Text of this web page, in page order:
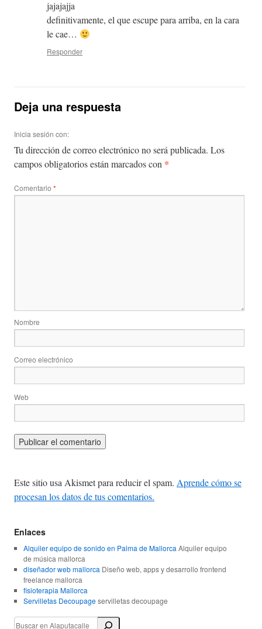
jajajajja
definitivamente, el que escupe para arriba, en la cara
le cae…
Responder
Deja una respuesta
Inicia sesión con:
Tu dirección de correo electrónico no será publicada. Los
campos obligatorios están marcados con *
Comentario *
Nombre
Correo electrónico
Web
Este sitio usa Akismet para reducir el spam. Aprende cómo se
procesan los datos de tus comentarios.
Enlaces
Alquiler equipo de sonido en Palma de Mallorca Alquiler equipo
de música mallorca
diseñador web mallorca Diseño web, apps y desarrollo frontend
freelance mallorca
fisioterapia Mallorca
Servilletas Decoupageservilletas decoupage